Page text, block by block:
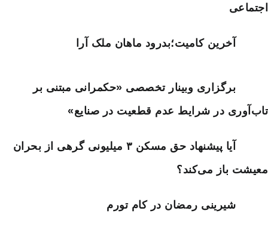
اجتماعی
آخرین کامیت؛بدرود ماهان ملک آرا
برگزاری وبینار تخصصی «حکمرانی مبتنی بر
تاب‌آوری در شرایط عدم قطعیت در صنایع»
آیا پیشنهاد حق مسکن ۳ میلیونی گرهی از بحران
معیشت باز می‌کند؟
شیرینی رمضان در کام تورم